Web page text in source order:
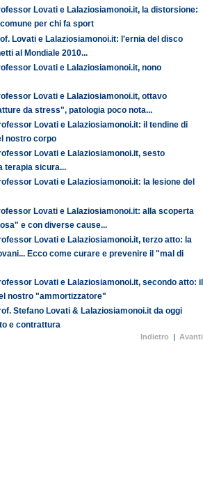
Lovati e Lalaziosiamonoi.it, la distorsione:
per chi fa sport
Lovati e Lalaziosiamonoi.it: l'ernia del disco
al Mondiale 2010...
Lovati e Lalaziosiamonoi.it, nono
Lovati e Lalaziosiamonoi.it, ottavo
da stress", patologia poco nota...
Lovati e Lalaziosiamonoi.it: il tendine di
nostro corpo
Lovati e Lalaziosiamonoi.it, sesto
terapia sicura...
Lovati e Lalaziosiamonoi.it: la lesione del
Lovati e Lalaziosiamonoi.it: alla scoperta
e con diverse cause...
Lovati e Lalaziosiamonoi.it, terzo atto: la
Ecco come curare e prevenire il "mal di
Lovati e Lalaziosiamonoi.it, secondo atto: il
nostro "ammortizzatore"
Stefano Lovati & Lalaziosiamonoi.it da oggi
e contrattura
Indietro Avanti